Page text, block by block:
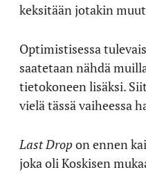
keksitään jotakin
Optimistisessa
saatetaan nähdä
tietokoneen lisäksi.
vielä tässä vaiheessa
Last Dropon ennen
joka oli Koskisen